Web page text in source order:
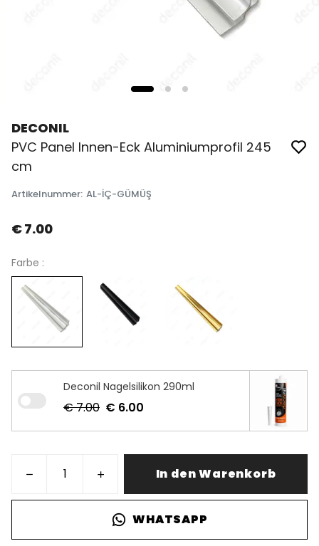
DECONIL
PVC Panel Innen-Eck Aluminiumprofil 245
cm
Artikelnummer: AL-İÇ-GÜMÜŞ
€ 7.00
Farbe :
Deconil Nagelsilikon 290ml
€ 7.00 € 6.00
In den Warenkorb
WHATSAPP